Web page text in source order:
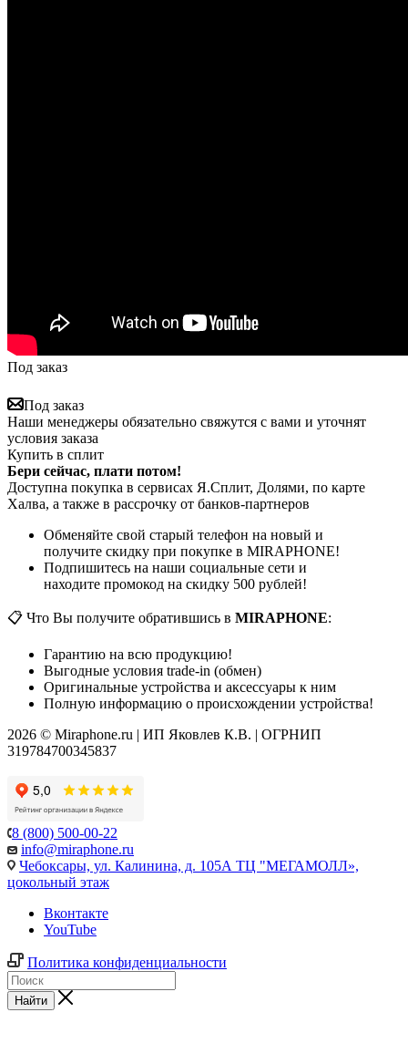
Под заказ
Под заказ
Наши менеджеры обязательно свяжутся с вами и уточнят
условия заказа
Купить в сплит
Бери сейчас, плати потом!
Доступна покупка в сервисах Я.Сплит, Долями, по карте
Халва, а также в рассрочку от банков-партнеров
Обменяйте свой старый телефон на новый и
получите скидку при покупке в MIRAPHONE!
Подпишитесь на наши социальные сети и
находите промокод на скидку 500 рублей!
📋 Что Вы получите обратившись в MIRAPHONE:
Гарантию на всю продукцию!
Выгодные условия trade-in (обмен)
Оригинальные устройства и аксессуары к ним
Полную информацию о происхождении устройства!
2026 © Miraphone.ru | ИП Яковлев К.В. | ОГРНИП
319784700345837
8 (800) 500-00-22
info@miraphone.ru
Чебоксары, ул. Калинина, д. 105А ТЦ "МЕГАМОЛЛ»,
цокольный этаж
Вконтакте
YouTube
Политика конфиденциальности
Найти